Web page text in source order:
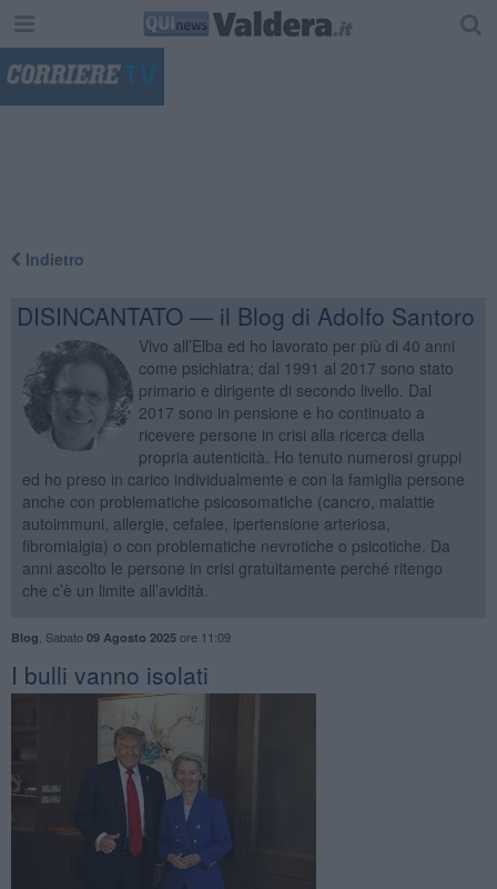
Indietro
DISINCANTATO — il Blog di Adolfo Santoro
Vivo all’Elba ed ho lavorato per più di 40 anni
come psichiatra; dal 1991 al 2017 sono stato
primario e dirigente di secondo livello. Dal
2017 sono in pensione e ho continuato a
ricevere persone in crisi alla ricerca della
propria autenticità. Ho tenuto numerosi gruppi
ed ho preso in carico individualmente e con la famiglia persone
anche con problematiche psicosomatiche (cancro, malattie
autoimmuni, allergie, cefalee, ipertensione arteriosa,
fibromialgia) o con problematiche nevrotiche o psicotiche. Da
anni ascolto le persone in crisi gratuitamente perché ritengo
che c’è un limite all’avidità.
Blog Sabato 09 Agosto 2025ore 11:09
​I bulli vanno isolati